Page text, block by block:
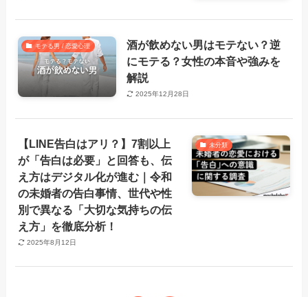
モテる男 / 恋愛心理
酒が飲めない男はモテない？逆
にモテる？女性の本音や強みを
解説
2025年12月28日
未分類
【LINE告白はアリ？】7割以上
が「告白は必要」と回答も、伝
え方はデジタル化が進む｜令和
の未婚者の告白事情、世代や性
別で異なる「大切な気持ちの伝
え方」を徹底分析！
2025年8月12日